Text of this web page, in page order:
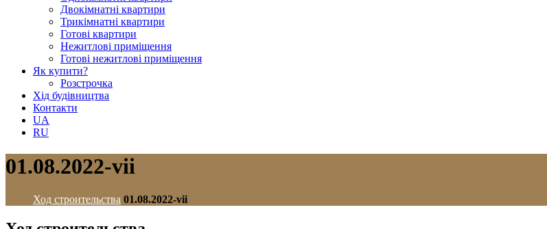
Двокімнатні квартири
Трикімнатні квартири
Готові квартири
Нежитлові приміщення
Готові нежитлові приміщення
Як купити?
Розстрочка
Хід будівництва
Контакти
UA
RU
01.08.2022-vii
Ход строительства 01.08.2022-vii